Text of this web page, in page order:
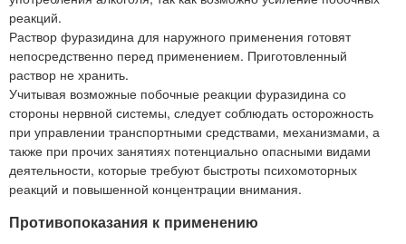
реакций.
Раствор фуразидина для наружного применения готовят
непосредственно перед применением. Приготовленный
раствор не хранить.
Учитывая возможные побочные реакции фуразидина со
стороны нервной системы, следует соблюдать осторожность
при управлении транспортными средствами, механизмами, а
также при прочих занятиях потенциально опасными видами
деятельности, которые требуют быстроты психомоторных
реакций и повышенной концентрации внимания.
Противопоказания к применению